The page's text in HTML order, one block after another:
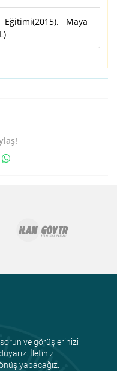
Maya
ve görüşlerinizi
İletinizi
yapacağız.